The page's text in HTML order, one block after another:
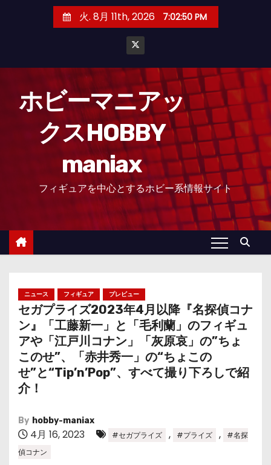
火. 8月 11th, 2026 7:02:53 PM
ホビーマニアッ
クスHOBBY
maniax
フィギュアを中心とするホビー系情報サイト
ニュース フィギュア プレビュー
セガプライズ2023年4月以降『名探偵コナ
ン』「工藤新一」と「毛利蘭」のフィギュ
アや「江戸川コナン」「灰原哀」の”ちょ
このせ”、「赤井秀一」の“ちょこの
せ”と“Tip’n’Pop”、すべて撮り下ろしで紹
介！
By hobby-maniax
4月 16, 2023 #セガプライズ , #プライズ ,
#名探
偵コナン